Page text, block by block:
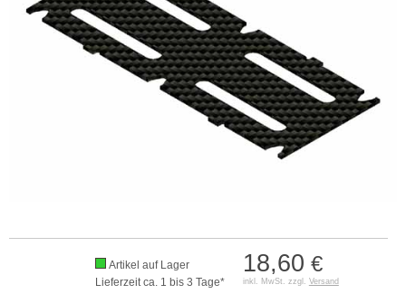
18,60 €
inkl. MwSt. zzgl. Versand
Artikel auf Lager
Lieferzeit ca. 1 bis 3 Tage*